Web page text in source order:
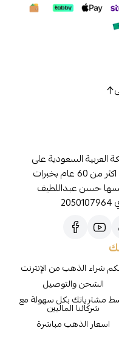
العربية السعودية على
مستوى الخليج منذ عام 1960 اي اكثر من 60 عام بخبرات
حسن عبداللطيف
شراء الذهب من الإنترنت
الشحن والتوصيل
مشترياتك بكل سهولة مع
شركائنا الماليين
اسعار الذهب مباشرة